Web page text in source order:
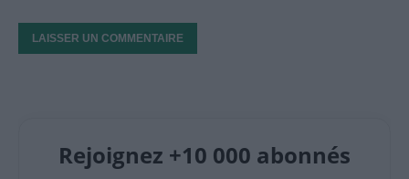
Rejoignez +10 000 abonnés